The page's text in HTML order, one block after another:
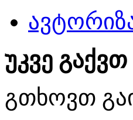
უკვე
გთხოვთ